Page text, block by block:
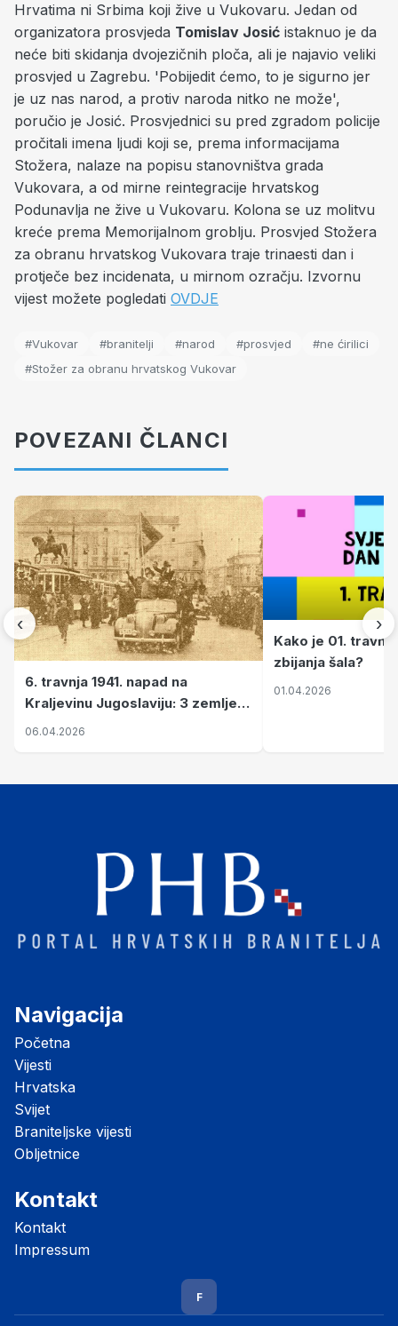
Hrvatima ni Srbima koji žive u Vukovaru. Jedan od
organizatora prosvjeda Tomislav Josić istaknuo je da
neće biti skidanja dvojezičnih ploča, ali je najavio veliki
prosvjed u Zagrebu. 'Pobijedit ćemo, to je sigurno jer
je uz nas narod, a protiv naroda nitko ne može',
poručio je Josić. Prosvjednici su pred zgradom policije
pročitali imena ljudi koji se, prema informacijama
Stožera, nalaze na popisu stanovništva grada
Vukovara, a od mirne reintegracije hrvatskog
Podunavlja ne žive u Vukovaru. Kolona se uz molitvu
kreće prema Memorijalnom groblju. Prosvjed Stožera
za obranu hrvatskog Vukovara traje trinaesti dan i
protječe bez incidenata, u mirnom ozračju. Izvornu
vijest možete pogledati OVDJE
#Vukovar #branitelji #narod #prosvjed
#ne ćirilici
#Stožer za obranu hrvatskog Vukovar
POVEZANI ČLANCI
‹
6. travnja 1941. napad na
Kraljevinu Jugoslaviju: 3 zemlje
nastale njenim raspadom
06.04.2026
Kako je 01.
zbijanja šala?
01.04.2026
›
Navigacija
Početna
Vijesti
Hrvatska
Svijet
Braniteljske vijesti
Obljetnice
Kontakt
Kontakt
Impressum
F